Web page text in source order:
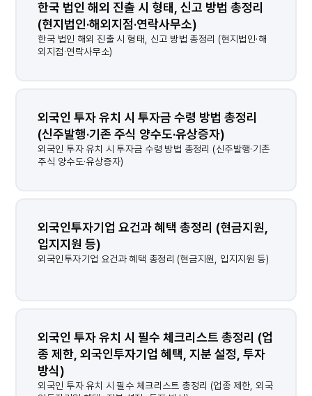
한국 법인 해외 진출 시 형태, 신고 방법 총정리
(현지법인·해외지점·연락사무소)
한국 법인 해외 진출 시 형태, 신고 방법 총정리 (현지법인·해
외지점·연락사무소)
외국인 투자 유치 시 투자금 수령 방법 총정리
(신주발행·기존 주식 양수도·유상증자)
외국인 투자 유치 시 투자금 수령 방법 총정리 (신주발행·기존
주식 양수도·유상증자)
외국인투자기업 요건과 혜택 총정리 (현금지원,
입지지원 등)
외국인투자기업 요건과 혜택 총정리 (현금지원, 입지지원 등)
외국인 투자 유치 시 필수 체크리스트 총정리 (업
종 제한, 외국인투자기업 혜택, 지분 설정, 투자
방식)
외국인 투자 유치 시 필수 체크리스트 총정리 (업종 제한, 외국